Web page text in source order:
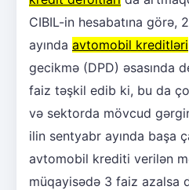
CIBIL-in hesabatına görə,
ayında avtomobil kreditləri
gecikmə (DPD) əsasında
faiz təşkil edib ki, bu da
və sektorda mövcud
ilin sentyabr ayında başa
avtomobil krediti verilən
müqayisədə 3 faiz azalsa